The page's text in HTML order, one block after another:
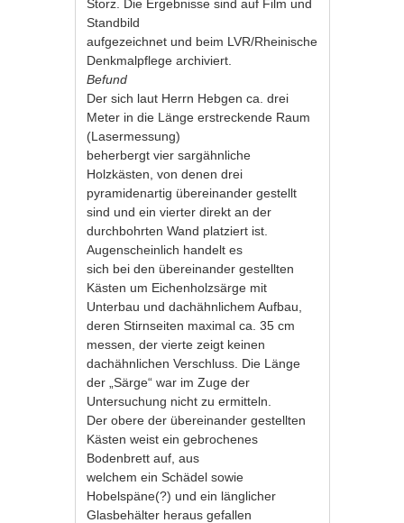
Storz. Die Ergebnisse sind auf Film und
Standbild
aufgezeichnet und beim LVR/Rheinische
Denkmalpflege archiviert.
Befund
Der sich laut Herrn Hebgen ca. drei
Meter in die Länge erstreckende Raum
(Lasermessung)
beherbergt vier sargähnliche
Holzkästen, von denen drei
pyramidenartig übereinander gestellt
sind und ein vierter direkt an der
durchbohrten Wand platziert ist.
Augenscheinlich handelt es
sich bei den übereinander gestellten
Kästen um Eichenholzsärge mit
Unterbau und dachähnlichem Aufbau,
deren Stirnseiten maximal ca. 35 cm
messen, der vierte zeigt keinen
dachähnlichen Verschluss. Die Länge
der „Särge“ war im Zuge der
Untersuchung nicht zu ermitteln.
Der obere der übereinander gestellten
Kästen weist ein gebrochenes
Bodenbrett auf, aus
welchem ein Schädel sowie
Hobelspäne(?) und ein länglicher
Glasbehälter heraus gefallen